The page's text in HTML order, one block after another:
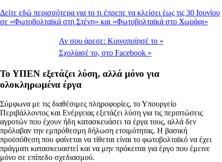
Δείτε εδώ περισσότερα για το τι έπρεπε να κλείσει έως τις 30 Ιουνίου
σε «Φωτοβολταϊκά στη Στέγη» και «Φωτοβολταϊκά στο Χωράφι»
Αν σου άρεσε: Κοινοποίησέ το »
Σχολίασέ το, στο Facebook »
Το ΥΠΕΝ εξετάζει λύση, αλλά μόνο για
ολοκληρωμένα έργα
Σύμφωνα με τις διαθέσιμες πληροφορίες, το Υπουργείο
Περιβάλλοντος και Ενέργειας εξετάζει λύση για τις περιπτώσεις
αγροτών που έχουν ήδη κατασκευάσει τα έργα τους, αλλά δεν
πρόλαβαν την εμπρόθεσμη δήλωση ετοιμότητας. Η βασική
προϋπόθεση που φαίνεται να τίθεται είναι το φωτοβολταϊκό να έχει
πράγματι κατασκευαστεί και να μην πρόκειται για έργο που έμεινε
μόνο σε επίπεδο σχεδιασμού.